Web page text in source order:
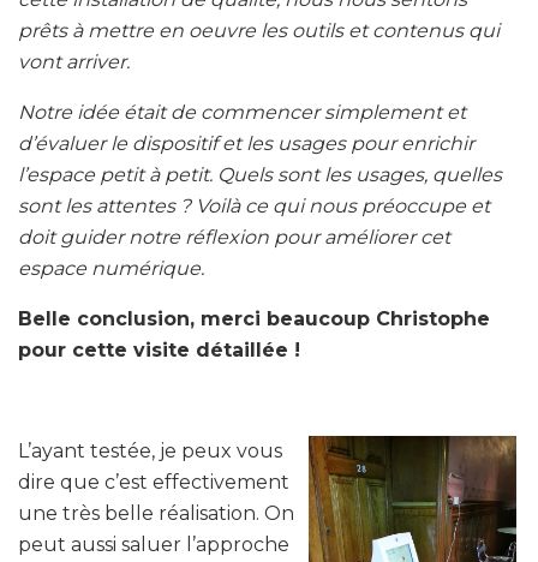
prêts à mettre en oeuvre les outils et contenus qui
vont arriver.
Notre idée était de commencer simplement et
d’évaluer le dispositif et les usages pour enrichir
l’espace petit à petit. Quels sont les usages, quelles
sont les attentes ? Voilà ce qui nous préoccupe et
doit guider notre réflexion pour améliorer cet
espace numérique.
Belle conclusion, merci beaucoup Christophe
pour cette visite détaillée !
L’ayant testée, je peux vous
dire que c’est effectivement
une très belle réalisation. On
peut aussi saluer l’approche